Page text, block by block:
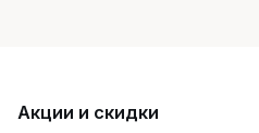
Акции и скидки